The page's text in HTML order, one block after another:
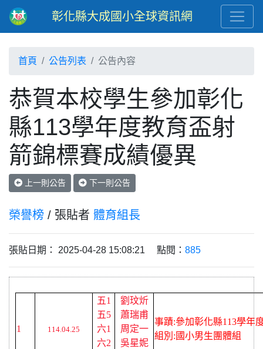
彰化縣大成國小全球資訊網
首頁 公告列表 公告內容
恭賀本校學生參加彰化
縣113學年度教育盃射
箭錦標賽成績優異
上一則公告 下一則公告
榮譽榜 / 張貼者 體育組長
張貼日期： 2025-04-28 15:08:21 點閱： 885
1 114.04.25
五1
五5
六1
六2
劉玟炘
蕭瑞甫
周定一
吳星妮
事蹟:參加彰化縣113學年
組別:國小男生團體組